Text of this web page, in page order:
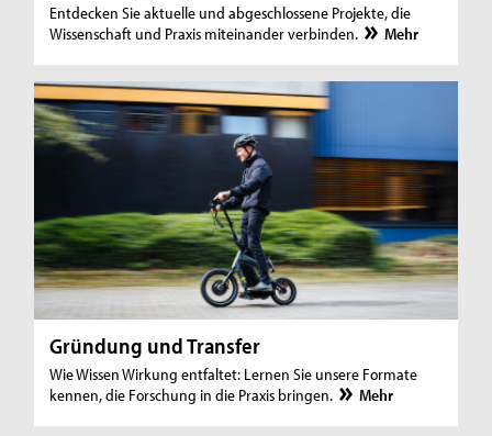
Entdecken Sie aktuelle und abgeschlossene Projekte, die
Wissenschaft und Praxis miteinander verbinden.
Mehr
Gründung und Transfer
Wie Wissen Wirkung entfaltet: Lernen Sie unsere Formate
kennen, die Forschung in die Praxis bringen.
Mehr